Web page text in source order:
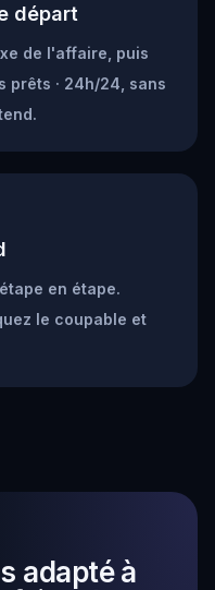
départ
de l'affaire, puis
prêts · 24h/24, sans
en étape.
le coupable et
adapté à